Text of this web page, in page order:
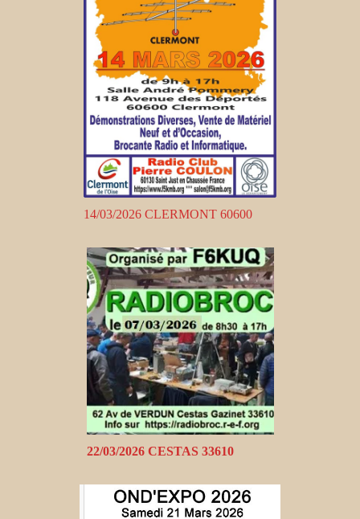
14/03/2026 CLERMONT 60600
22/03/2026 CESTAS 33610